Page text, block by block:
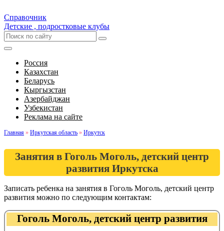
Справочник
Детские , подростковые клубы
Россия
Казахстан
Беларусь
Кыргызстан
Азербайджан
Узбекистан
Реклама на сайте
Главная » Иркутская область » Иркутск
Занятия в Гоголь Моголь, детский центр
развития Иркутска
Записать ребенка на занятия в Гоголь Моголь, детский центр
развития можно по следующим контактам:
Гоголь Моголь, детский центр развития